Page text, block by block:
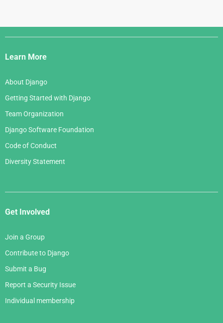
Django
Links
Learn More
About Django
Getting Started with Django
Team Organization
Django Software Foundation
Code of Conduct
Diversity Statement
Get Involved
Join a Group
Contribute to Django
Submit a Bug
Report a Security Issue
Individual membership